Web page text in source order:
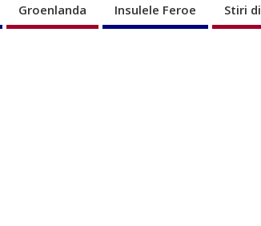
Groenlanda Insulele Feroe Stiri